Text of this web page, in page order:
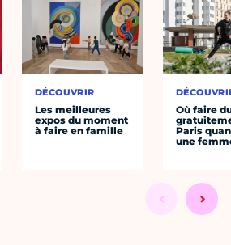
DÉCOUVRIR
Les meilleures
expos du moment
à faire en famille
Où faire
Paris
une